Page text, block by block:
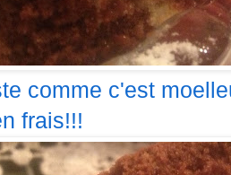
comme c'est
frais!!!